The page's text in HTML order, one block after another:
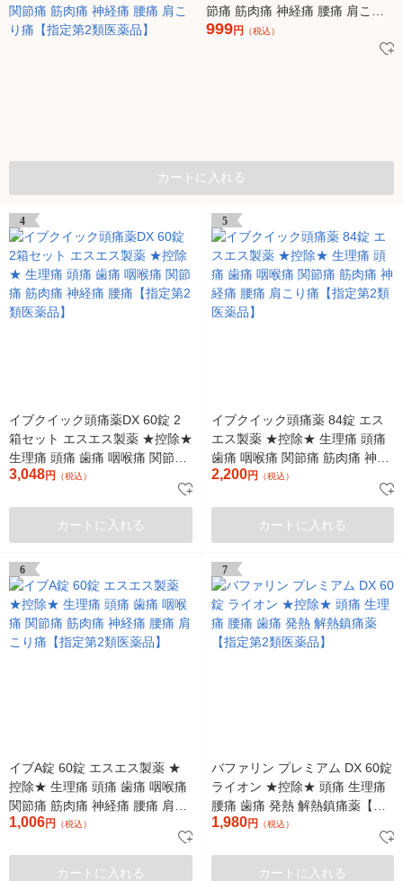
節痛 筋肉痛 神経痛 腰痛 肩こり
痛【指定第2類医薬品】
999円 （税込）
カートに入れる
4
イブクイック頭痛薬DX 60錠 2
箱セット エスエス製薬 ★控除★
生理痛 頭痛 歯痛 咽喉痛 関節痛
筋肉痛 神経痛 腰痛【指定第2類
3,048円 （税込）
カートに入れる
5
イブクイック頭痛薬 84錠 エス
エス製薬 ★控除★ 生理痛 頭痛
歯痛 咽喉痛 関節痛 筋肉痛 神経
痛 腰痛 肩こり痛【指定第2類医
2,200円 （税込）
カートに入れる
6
イブA錠 60錠 エスエス製薬 ★
控除★ 生理痛 頭痛 歯痛 咽喉痛
関節痛 筋肉痛 神経痛 腰痛 肩こ
り痛【指定第2類医薬品】
1,006円 （税込）
カートに入れる
7
バファリン プレミアム DX 60錠
ライオン ★控除★ 頭痛 生理痛
腰痛 歯痛 発熱 解熱鎮痛薬【指
定第2類医薬品】
1,980円 （税込）
カートに入れる